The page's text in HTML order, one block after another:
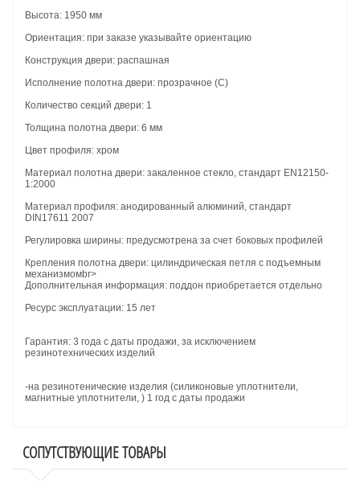
Высота: 1950 мм
Ориентация: при заказе указывайте ориентацию
Конструкция двери: распашная
Исполнение полотна двери: прозрачное (C)
Количество секций двери: 1
Толщина полотна двери: 6 мм
Цвет профиля: хром
Материал полотна двери: закаленное стекло, стандарт EN12150-
1:2000
Материал профиля: анодированный алюминий, стандарт
DIN17611 2007
Регулировка ширины: предусмотрена за счет боковых профилей
Крепления полотна двери: цилиндрическая петля с подъемным
механизмомbr>
Дополнительная информация: поддон приобретается отдельно
Ресурс эксплуатации: 15 лет
Гарантия: 3 года с даты продажи, за исключением
резинотехнических изделий
-на резинотенические изделия (силиконовые уплотнители,
магнитные уплотнители, ) 1 год с даты продажи
СОПУТСТВУЮЩИЕ ТОВАРЫ